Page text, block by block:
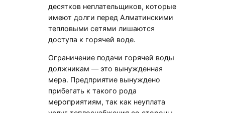
десятков неплательщиков, которые
имеют долги перед Алматинскими
тепловыми сетями лишаются
доступа к горячей воде.
Ограничение подачи горячей воды
должникам — это вынужденная
мера. Предприятие вынуждено
прибегать к такого рода
мероприятиям, так как неуплата